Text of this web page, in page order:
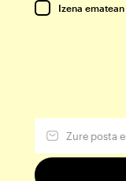
Izena ematean